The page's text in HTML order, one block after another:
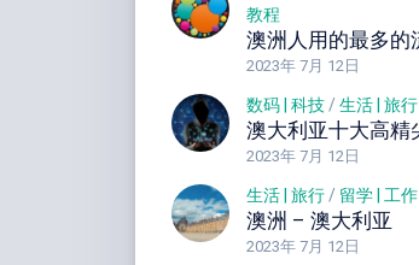
教程
2023年 7月 12日
数码 | 科技 / 生活 | 旅行
2023年 7月 12日
生活 | 旅行 / 留学 | 工作
澳洲 – 澳大利亚
2023年 7月 12日